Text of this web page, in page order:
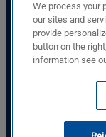
サポート
会社
Basler
12570 St. Rt.
Highland, IL,
私たちに従ってく
We process your
our sites and
provide
button on the
information see